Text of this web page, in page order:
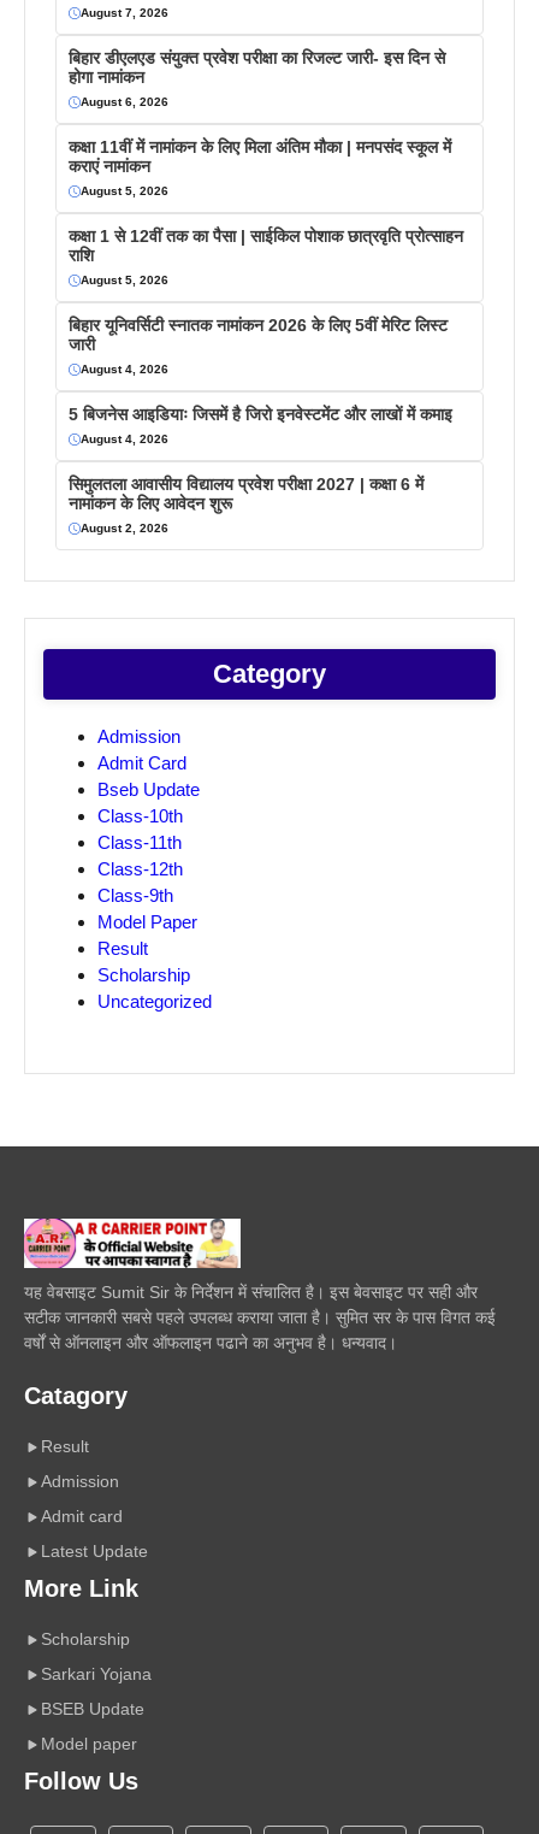
August 7, 2026
बिहार डीएलएड संयुक्त प्रवेश परीक्षा का रिजल्ट जारी- इस दिन से
होगा नामांकन
August 6, 2026
कक्षा 11वीं में नामांकन के लिए मिला अंतिम मौका | मनपसंद स्कूल में
कराएं नामांकन
August 5, 2026
कक्षा 1 से 12वीं तक का पैसा | साईकिल पोशाक छात्रवृति प्रोत्साहन
राशि
August 5, 2026
बिहार यूनिवर्सिटी स्नातक नामांकन 2026 के लिए 5वीं मेरिट लिस्ट
जारी
August 4, 2026
5 बिजनेस आइडियाः जिसमें है जिरो इनवेस्टमेंट और लाखों में कमाइ
August 4, 2026
सिमुलतला आवासीय विद्यालय प्रवेश परीक्षा 2027 | कक्षा 6 में
नामांकन के लिए आवेदन शुरू
August 2, 2026
Category
Admission
Admit Card
Bseb Update
Class-10th
Class-11th
Class-12th
Class-9th
Model Paper
Result
Scholarship
Uncategorized
यह वेबसाइट Sumit Sir के निर्देशन में संचालित है। इस बेवसाइट पर सही और
सटीक जानकारी सबसे पहले उपलब्ध कराया जाता है। सुमित सर के पास विगत कई
वर्षों से ऑनलाइन और ऑफलाइन पढाने का अनुभव है। धन्यवाद।
Catagory
Result
Admission
Admit card
Latest Update
More Link
Scholarship
Sarkari Yojana
BSEB Update
Model paper
Follow Us